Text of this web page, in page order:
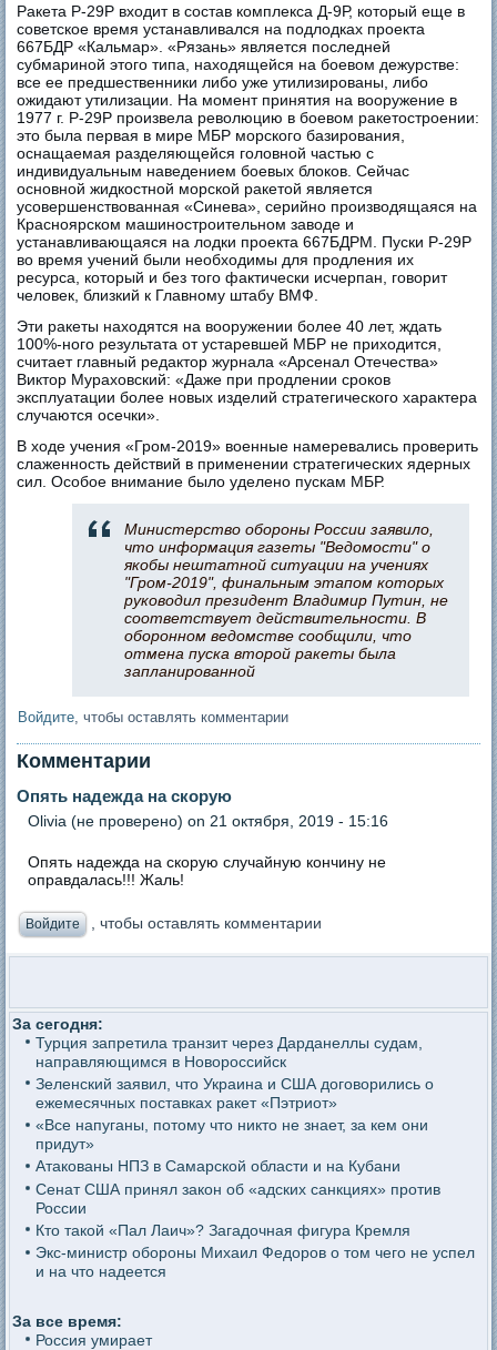
Ракета Р-29Р входит в состав комплекса Д-9Р, который еще в
советское время устанавливался на подлодках проекта
667БДР «Кальмар». «Рязань» является последней
субмариной этого типа, находящейся на боевом дежурстве:
все ее предшественники либо уже утилизированы, либо
ожидают утилизации. На момент принятия на вооружение в
1977 г. Р-29Р произвела революцию в боевом ракетостроении:
это была первая в мире МБР морского базирования,
оснащаемая разделяющейся головной частью с
индивидуальным наведением боевых блоков. Сейчас
основной жидкостной морской ракетой является
усовершенствованная «Синева», серийно производящаяся на
Красноярском машиностроительном заводе и
устанавливающаяся на лодки проекта 667БДРМ. Пуски Р-29Р
во время учений были необходимы для продления их
ресурса, который и без того фактически исчерпан, говорит
человек, близкий к Главному штабу ВМФ.
Эти ракеты находятся на вооружении более 40 лет, ждать
100%-ного результата от устаревшей МБР не приходится,
считает главный редактор журнала «Арсенал Отечества»
Виктор Мураховский: «Даже при продлении сроков
эксплуатации более новых изделий стратегического характера
случаются осечки».
В ходе учения «Гром-2019» военные намеревались проверить
слаженность действий в применении стратегических ядерных
сил. Особое внимание было уделено пускам МБР.
Министерство обороны России заявило,
что информация газеты "Ведомости" о
якобы нештатной ситуации на учениях
"Гром-2019", финальным этапом которых
руководил президент Владимир Путин, не
соответствует действительности. В
оборонном ведомстве сообщили, что
отмена пуска второй ракеты была
запланированной
Войдите , чтобы оставлять комментарии
Комментарии
Опять надежда на скорую
Olivia (не проверено) on 21 октября, 2019 - 15:16
Опять надежда на скорую случайную кончину не
оправдалась!!! Жаль!
Войдите , чтобы оставлять комментарии
За сегодня:
Турция запретила транзит через Дарданеллы судам,
направляющимся в Новороссийск
Зеленский заявил, что Украина и США договорились о
ежемесячных поставках ракет «Пэтриот»
«Все напуганы, потому что никто не знает, за кем они
придут»
Атакованы НПЗ в Самарской области и на Кубани
Сенат США принял закон об «адских санкциях» против
России
Кто такой «Пал Лаич»? Загадочная фигура Кремля
Экс-министр обороны Михаил Федоров о том чего не успел
и на что надеется
За все время:
Россия умирает